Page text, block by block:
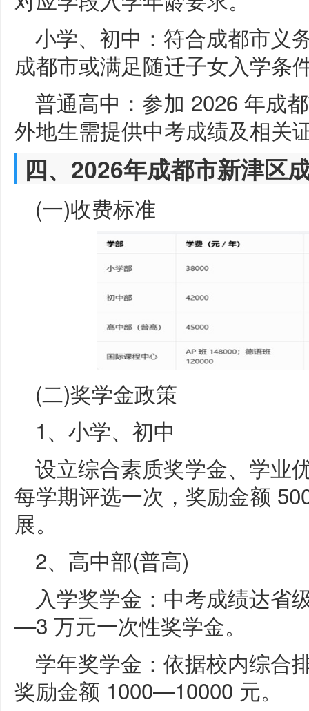
小学、初中：符合成都市义
成都市或满足随迁子女入学条
普通高中：参加 2026 年成
外地生需提供中考成绩及相关
四、2026年成都市新津区
(一)收费标准
(二)奖学金政策
1、小学、初中
设立综合素质奖学金、学业
每学期评选一次，奖励金额
展。
2、高中部(普高)
入学奖学金：中考成绩达省
—3 万元一次性奖学金。
学年奖学金：依据校内综合
奖励金额 1000—10000 元。